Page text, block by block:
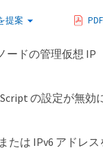
提案 PDF
ドの管理仮想 IP
の設定が無効
は IPv6 アドレ